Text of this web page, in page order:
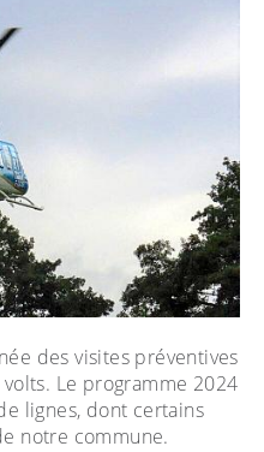
des visites préventives
Le programme 2024
lignes, dont certains
notre commune.